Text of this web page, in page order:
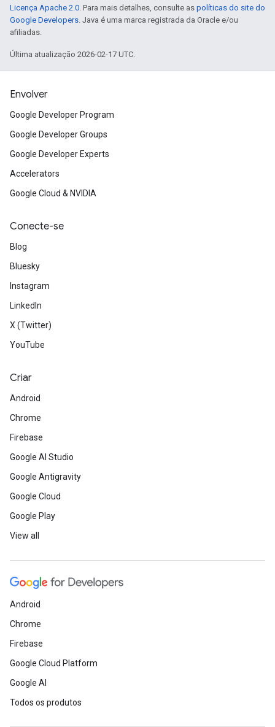
Licença Apache 2.0. Para mais detalhes, consulte as políticas do site do
Google Developers. Java é uma marca registrada da Oracle e/ou
afiliadas.
Última atualização 2026-02-17 UTC.
Envolver
Google Developer Program
Google Developer Groups
Google Developer Experts
Accelerators
Google Cloud & NVIDIA
Conecte-se
Blog
Bluesky
Instagram
LinkedIn
X (Twitter)
YouTube
Criar
Android
Chrome
Firebase
Google AI Studio
Google Antigravity
Google Cloud
Google Play
View all
Android
Chrome
Firebase
Google Cloud Platform
Google AI
Todos os produtos